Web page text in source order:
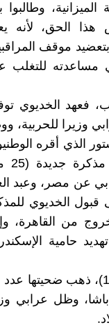
وطالبوا
هذا الحق، لأنه
موقف
مساعدته للتغلب
فعهد الخديوي
وزيرا للحربية،
الذي أقره
أرسلت إنجلترا وفرنسا
عن مصر، وعبد
قبول الخديوي
من القاهرة،
حامية
تطورت الحوادث بحدوث مذبحة الإسكندرية (11 يونيو 1882)، ذهب
وظل عرابي